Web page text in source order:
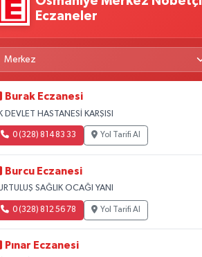
Eczaneler
Burak Eczanesi
DEVLET HASTANESİ KARŞISI
0 (328) 814 83 33 Yol Tarifi Al
Burcu Eczanesi
SAĞLIK OCAĞI YANI
0 (328) 812 56 78 Yol Tarifi Al
Pınar Eczanesi